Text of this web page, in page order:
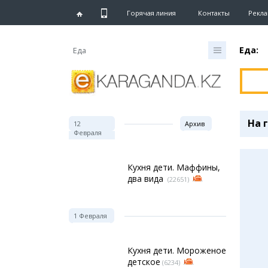
Горячая линия Контакты
Еда Еда:
12
Февраля
Архив
Кухня дети. Маффины,
два вида (22651)
1 Февраля
Кухня дети. Мороженое
детское (6234)
На